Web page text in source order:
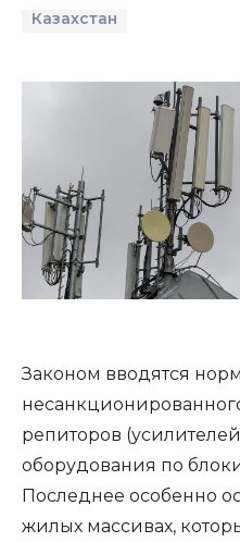
Казахстан
Законом вводятся
репиторов
оборудования по
Последнее особенно
жилых массивах,